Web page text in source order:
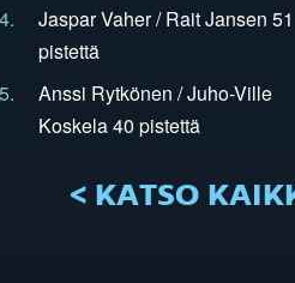
4.
Jaspar Vaher / Rait Jansen 51
pistettä
5.
Anssi Rytkönen / Juho-Ville
Koskela 40 pistettä
< KATSO